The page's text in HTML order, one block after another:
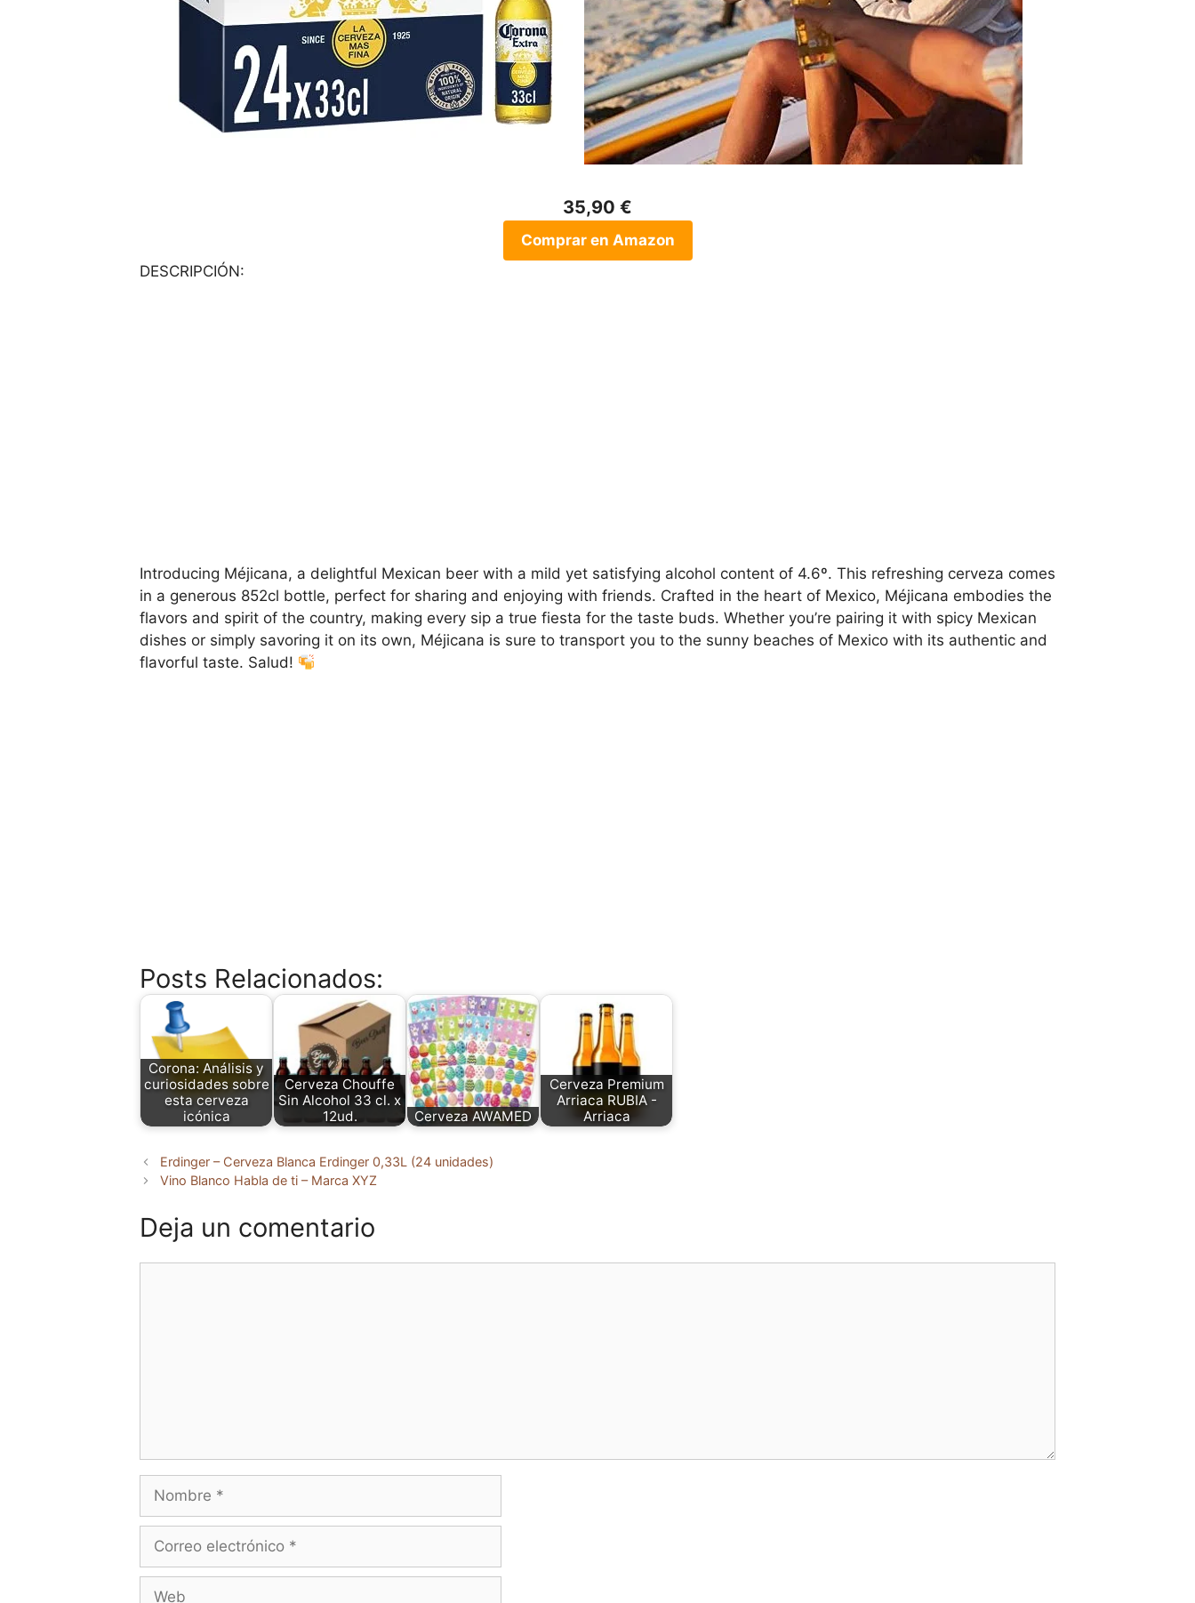
35,90 €
Comprar en Amazon
DESCRIPCIÓN:
Introducing Méjicana, a delightful Mexican beer with a mild yet satisfying alcohol content of 4.6º. This refreshing cerveza comes
in a generous 852cl bottle, perfect for sharing and enjoying with friends. Crafted in the heart of Mexico, Méjicana embodies the
flavors and spirit of the country, making every sip a true fiesta for the taste buds. Whether you’re pairing it with spicy Mexican
dishes or simply savoring it on its own, Méjicana is sure to transport you to the sunny beaches of Mexico with its authentic and
flavorful taste. Salud!
Posts Relacionados:
Corona: Análisis y
curiosidades sobre
esta cerveza
icónica
Cerveza Chouffe
Sin Alcohol 33 cl. x
12ud.
Cerveza AWAMED
Cerveza Premium
Arriaca RUBIA -
Arriaca
Erdinger – Cerveza Blanca Erdinger 0,33L (24 unidades)
Vino Blanco Habla de ti – Marca XYZ
Deja un comentario
electrónico